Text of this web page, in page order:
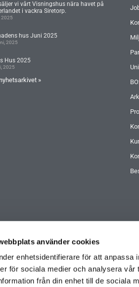
använder cookies
enhetsidentifierare för att anpassa
för sociala medier och analysera
från din enhet till de sociala
vi vårt Visningshus nära havet på
i vackra Siretorp.
2025
hus Juni 2025
2025
Hus 2025
2025
»